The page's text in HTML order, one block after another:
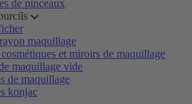
de pinceaux
maquillage
et miroirs de maquillage
maquillage vide
de maquillage
konjac